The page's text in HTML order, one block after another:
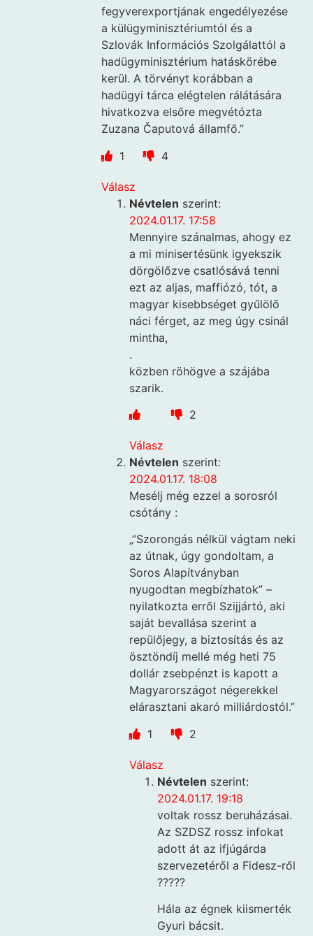
fegyverexportjának engedélyezése
a külügyminisztériumtól és a
Szlovák Információs Szolgálattól a
hadügyminisztérium hatáskörébe
kerül. A törvényt korábban a
hadügyi tárca elégtelen rálátására
hivatkozva elsőre megvétózta
Zuzana Čaputová államfő.”
1
4
Válasz
Névtelen szerint:
2024.01.17. 17:58
Mennyire szánalmas, ahogy ez
a mi minisertésünk igyekszik
dörgölőzve csatlósává tenni
ezt az aljas, maffiózó, tót, a
magyar kisebbséget gyűlölő
náci férget, az meg úgy csinál
mintha,
.
közben röhögve a szájába
szarik.
2
Válasz
Névtelen szerint:
2024.01.17. 18:08
Mesélj még ezzel a sorosról
csótány :
„”Szorongás nélkül vágtam neki
az útnak, úgy gondoltam, a
Soros Alapítványban
nyugodtan megbízhatok” –
nyilatkozta erről Szijjártó, aki
saját bevallása szerint a
repülőjegy, a biztosítás és az
ösztöndíj mellé még heti 75
dollár zsebpénzt is kapott a
Magyarországot négerekkel
elárasztani akaró milliárdostól.”
1
2
Válasz
Névtelen szerint:
2024.01.17. 19:18
voltak rossz beruházásai.
Az SZDSZ rossz infokat
adott át az ifjúgárda
szervezetéről a Fidesz-ről
?????
Hála az égnek kiismerték
Gyuri bácsit.